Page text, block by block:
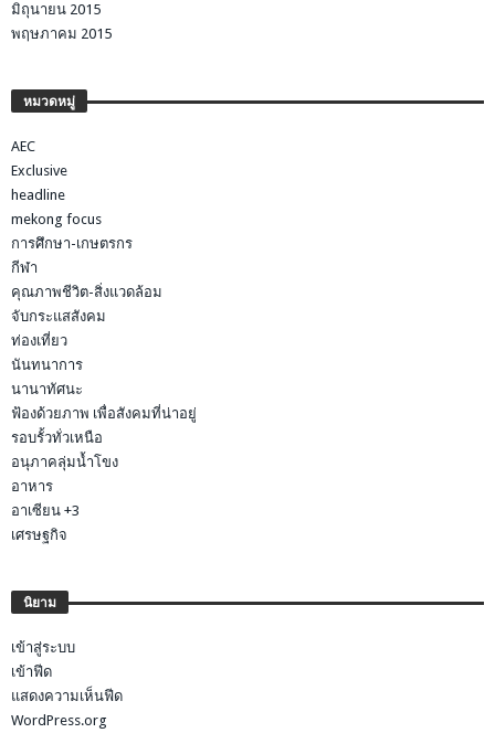
มิถุนายน 2015
พฤษภาคม 2015
หมวดหมู่
AEC
Exclusive
headline
mekong focus
การศึกษา-เกษตรกร
กีฬา
คุณภาพชีวิต-สิ่งแวดล้อม
จับกระแสสังคม
ท่องเที่ยว
นันทนาการ
นานาทัศนะ
ฟ้องด้วยภาพ เพื่อสังคมที่น่าอยู่
รอบรั้วทั่วเหนือ
อนุภาคลุ่มน้ำโขง
อาหาร
อาเซียน +3
เศรษฐกิจ
นิยาม
เข้าสู่ระบบ
เข้าฟีด
แสดงความเห็นฟีด
WordPress.org